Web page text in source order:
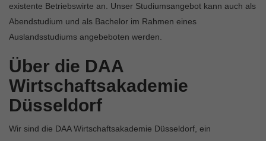
existente Betriebswirte an. Unser Studiumsangebot kann auch als
Abendstudium und als Bachelor im Rahmen eines
Auslandsstudiums angebeboten werden.
Über die DAA
Wirtschaftsakademie
Düsseldorf
Wir sind die DAA Wirtschaftsakademie Düsseldorf, ein